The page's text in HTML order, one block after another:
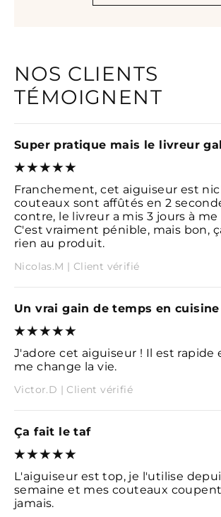
NOS CLIENTS
TÉMOIGNENT
Super pratique mais le livreur
Franchement, cet aiguiseur est
couteaux sont affûtés en 2
contre, le livreur a mis 3 jours à me
C'est vraiment pénible, mais bon,
rien au produit.
Nicolas.M | Client vérifié
Un vrai gain de temps en cuisine
J'adore cet aiguiseur ! Il est rapide
me change la vie.
Victor.D | Client vérifié
Ça fait le taf
L'aiguiseur est top, je l'utilise
semaine et mes couteaux
jamais.